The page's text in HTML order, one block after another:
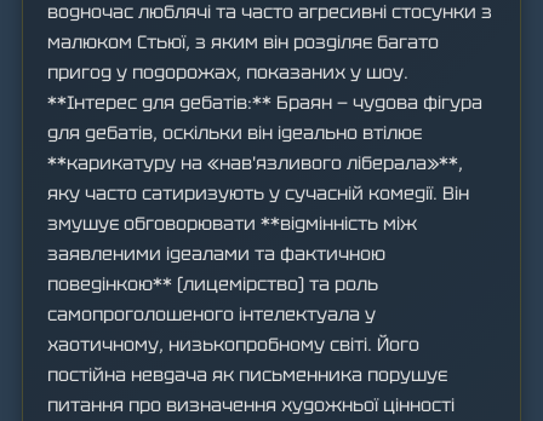
водночас люблячі та часто агресивні стосунки з
малюком Стьюї, з яким він розділяє багато
пригод у подорожах, показаних у шоу.
**Інтерес для дебатів:** Браян — чудова фігура
для дебатів, оскільки він ідеально втілює
**карикатуру на «нав'язливого ліберала»**,
яку часто сатиризують у сучасній комедії. Він
змушує обговорювати **відмінність між
заявленими ідеалами та фактичною
поведінкою** (лицемірство) та роль
самопроголошеного інтелектуала у
хаотичному, низькопробному світі. Його
постійна невдача як письменника порушує
питання про визначення художньої цінності